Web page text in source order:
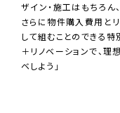
ザイン・施工はもちろん
さらに物件購入費用と
して組むことのできる
＋リノベーションで、理
ベしよう」